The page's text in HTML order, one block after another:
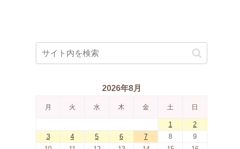
2026年8月
月 火 水 木 金 土 日
1
2
3
4 5 6 7 8
9